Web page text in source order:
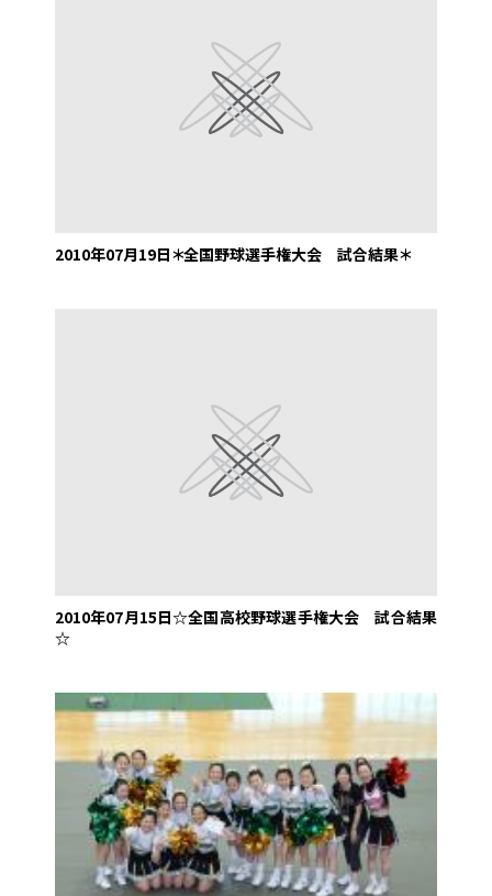
2010年07月19日＊全国野球選手権大会 試合結果＊
2010年07月15日☆全国高校野球選手権大会 試合結果
☆